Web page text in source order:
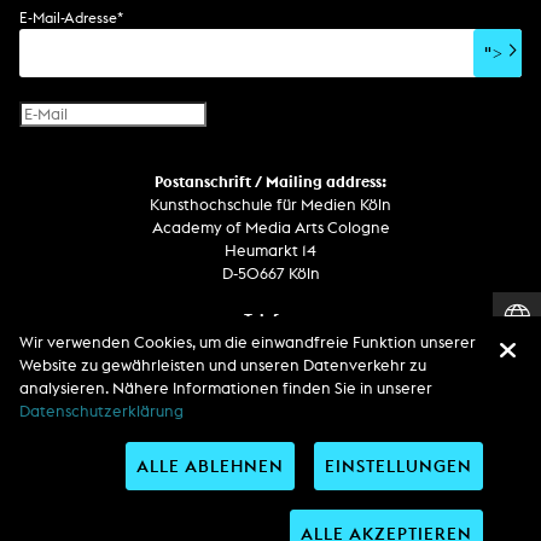
Soundtrack
Soundeffekte
Benutzerinterface
Virtual Reality
Internet-Fernsehen
Computergrafik
Computerinstallation
Buchprojekt
Text
E-Mail-Adresse*
">
Postanschrift / Mailing address:
Kunsthochschule für Medien Köln
Academy of Media Arts Cologne
Heumarkt 14
D-50667 Köln
Telefon
Zentrale / Empfang +49 221 201 89 - 0 / - 400
Wachdienst / Security guard +49 151 186 863 40 (19 Uhr bis 6 Uhr)
Entdecken Sie uns auf
Wir verwenden Cookies, um die einwandfreie Funktion unserer
Website zu gewährleisten und unseren Datenverkehr zu
analysieren. Nähere Informationen finden Sie in unserer
Datenschutzerklärung
EINSTELLUNGEN
ALLE ABLEHNEN
ALLE AKZEPTIEREN